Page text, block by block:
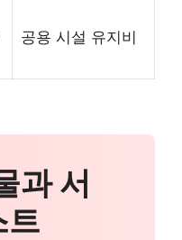
공용 시설 유지비
과 서
트